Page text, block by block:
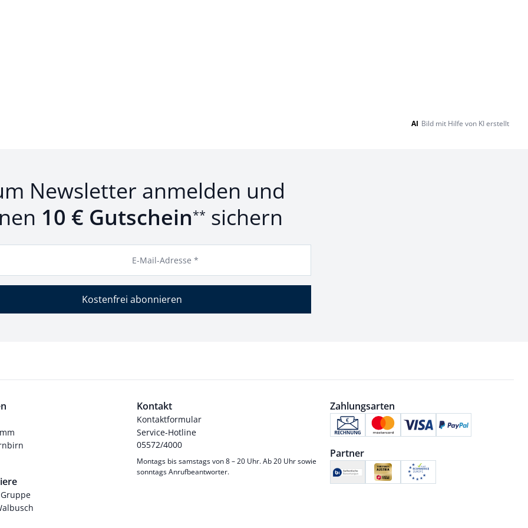
AI Bild mit Hilfe von KI erstellt
Newsletter anmelden und
10 € Gutschein** sichern
E-Mail-Adresse *
Kostenfrei abonnieren
Kontakt
Kontaktformular
Service-Hotline
05572/4000
Montags bis samstags von 8 – 20 Uhr. Ab 20 Uhr sowie
sonntags Anrufbeantworter.
Zahlungsarten
Partner